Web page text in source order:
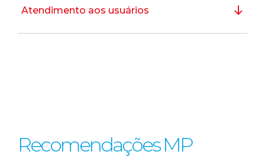
Atendimento aos usuários
Recomendações MP